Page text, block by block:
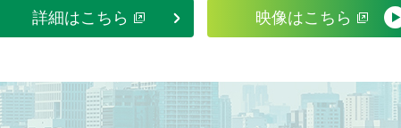
詳細はこちら 映像はこちら